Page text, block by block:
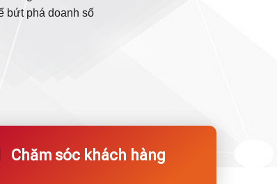
bứt phá doanh số
Chăm sóc khách hàng